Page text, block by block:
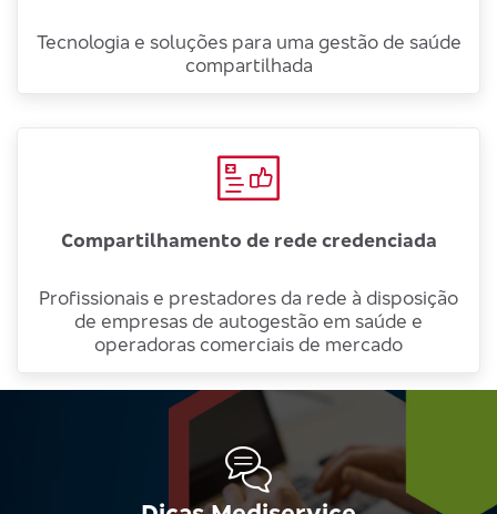
Tecnologia e soluções para uma gestão de saúde
compartilhada
Compartilhamento de rede credenciada
Profissionais e prestadores da rede à disposição
de empresas de autogestão em saúde e
operadoras comerciais de mercado